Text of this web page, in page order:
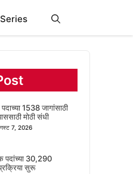
1538 जागांसाठी
मोठी संधी
7, 2026
पदांच्या 30,290
सुरू